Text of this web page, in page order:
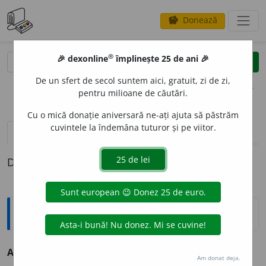
savings Donează
clear
opțiuni
definiții (1) pronunțievolume_up (50)
Definiția cu ID-ul 68995:
Antonime
A muri
🎉 dexonline® împlinește 25 de ani 🎉
De un sfert de secol suntem aici, gratuit, zi de zi,
pentru milioane de căutări.
Cu o mică donație aniversară ne-ați ajuta să păstrăm
cuvintele la îndemâna tuturor și pe viitor.
Am donat deja.